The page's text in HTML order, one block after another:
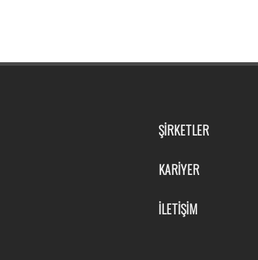
ŞİRKETLER
KARİYER
İLETİŞİM